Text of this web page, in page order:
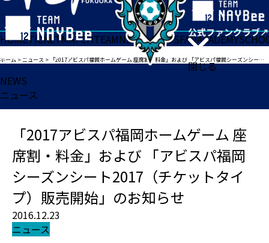
閉じる
HOMETICKETMATCHTEAMNEWSGOODSFANACADEMY
ホーム >ニュース > 「2017アビスパ福岡ホームゲーム 座席割・料金」および 「アビスパ福岡シーズンシート2017（チケットタイプ）販売開始」のお知らせ
NEWS
ニュース
「2017アビスパ福岡ホームゲーム 座
席割・料金」および 「アビスパ福岡
シーズンシート2017（チケットタイ
プ）販売開始」のお知らせ
2016.12.23
ニュース